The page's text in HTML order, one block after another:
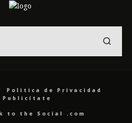
Politica de Privacidad
Publicítate
to the Social .com